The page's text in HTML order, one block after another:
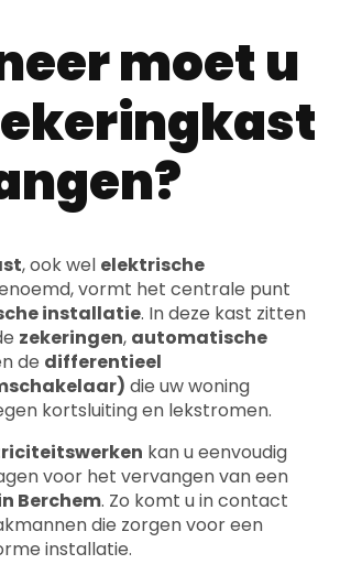
moet u
, ook wel elektrische
vormt het centrale punt
installatie. In deze kast zitten
zekeringen, automatische
de differentieel
die uw woning
kortsluiting en lekstromen.
kan u eenvoudig
voor het vervangen van een
Berchem. Zo komt u in contact
die zorgen voor een
installatie.